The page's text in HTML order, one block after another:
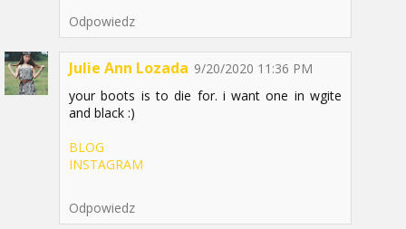
Odpowiedz
Julie Ann Lozada 9/20/2020 11:36 PM
your boots is to die for. i want one in wgite
and black :)
BLOG
INSTAGRAM
Odpowiedz